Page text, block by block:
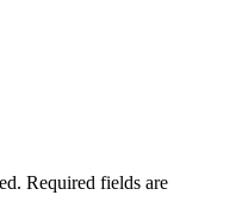
Required fields are